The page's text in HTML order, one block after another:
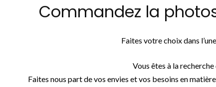
Commandez la
Faites votre choix dans
Vous êtes à la recherche
Faites nous part de vos envies et vos besoins en